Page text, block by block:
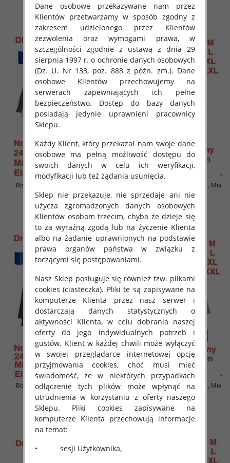
6.90 zł
szczegóły
6.90 zł
szczegóły
Bokserki męskie Roz M-2XL, Mix
kolor Paczka 24 szt
6.90 zł
szczegóły
Bokserki męskie Roz M-2XL, Mix
kolor Paczka 24 szt
6.90 zł
szczegóły
Bokserki męskie Roz M-2XL, Mix
kolor Paczka 24 szt
6.90 zł
szczegóły
Bokserki męskie Roz M-2XL, Mix
kolor Paczka 24 szt
6.90 zł
szczegóły
Dane osobowe przekazywane nam przez
Klientów przetwarzamy w sposób zgodny z
zakresem udzielonego przez Klientów
zezwolenia oraz wymogami prawa, w
szczególności zgodnie z ustawą z dnia 29
sierpnia 1997 r. o ochronie danych osobowych
(Dz. U. Nr 133, poz. 883 z późn. zm.). Dane
osobowe Klientów przechowujemy na
serwerach zapewniających ich pełne
bezpieczeństwo. Dostęp do bazy danych
posiadają jedynie uprawnieni pracownicy
Sklepu.
Każdy Klient, który przekazał nam swoje dane
osobowe ma pełną możliwość dostępu do
swoich danych w celu ich weryfikacji,
modyfikacji lub też żądania usunięcia.
Sklep nie przekazuje, nie sprzedaje ani nie
użycza zgromadzonych danych osobowych
Klientów osobom trzecim, chyba że dzieje się
to za wyraźną zgodą lub na życzenie Klienta
albo na żądanie uprawnionych na podstawie
prawa organów państwa w związku z
toczącymi się postępowaniami.
Nasz Sklep posługuje się również tzw. plikami
cookies (ciasteczka). Pliki te są zapisywane na
komputerze Klienta przez nasz serwer i
dostarczają danych statystycznych o
aktywności Klienta, w celu dobrania naszej
oferty do jego indywidualnych potrzeb i
gustów. Klient w każdej chwili może wyłączyć
w swojej przeglądarce internetowej opcję
przyjmowania cookies, choć musi mieć
świadomość, że w niektórych przypadkach
odłączenie tych plików może wpłynąć na
utrudnienia w korzystaniu z oferty naszego
Sklepu. Pliki cookies zapisywane na
komputerze Klienta przechowują informacje
na temat:
• sesji Użytkownika,